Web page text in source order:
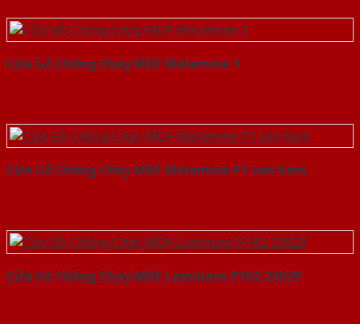
Cửa Gỗ Chống Cháy MDF Melamine 1
Cửa Gỗ Chống Cháy MDF Melamine P1 van kem
Cửa Gỗ Chống Cháy MDF Laminate P1R2 23029